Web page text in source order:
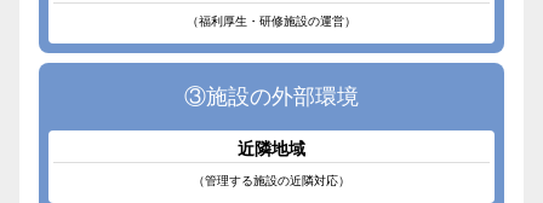
（福利厚生・研修施設の運営）
③施設の外部環境
近隣地域
（管理する施設の近隣対応）